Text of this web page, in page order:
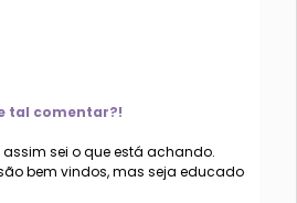
tal comentar?!
sei o que está achando.
bem vindos, mas seja educado